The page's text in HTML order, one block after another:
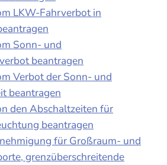
LKW-Fahrverbot in
Sonn- und
beantragen
Verbot der Sonn- und
beantragen
den Abschaltzeiten für
beantragen
für Großraum- und
grenzüberschreitende